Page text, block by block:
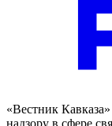
«Вестник
надзору в сфере